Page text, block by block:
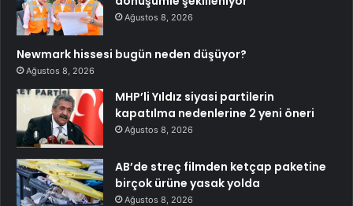
Ağustos 8, 2026
Newmark hissesi bugün neden düşüyor?
Ağustos 8, 2026
MHP’li Yıldız siyasi partilerin
kapatılma nedenlerine 2 yeni öneri
Ağustos 8, 2026
AB’de streç filmden ketçap paketine
birçok ürüne yasak yolda
Ağustos 8, 2026